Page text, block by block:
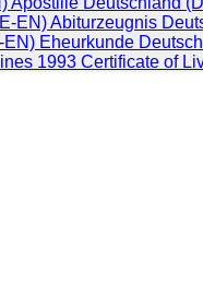
Abiturzeugnis
Eheurkunde
Certificate of